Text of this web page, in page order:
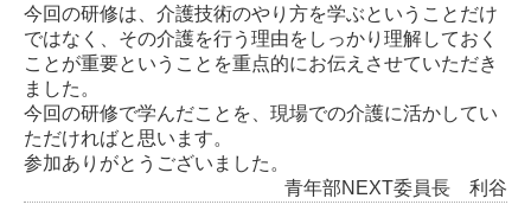
今回の研修は、介護技術のやり方を学ぶということだけ
ではなく、その介護を行う理由をしっかり理解しておく
ことが重要ということを重点的にお伝えさせていただき
ました。
今回の研修で学んだことを、現場での介護に活かしてい
ただければと思います。
参加ありがとうございました。
青年部NEXT委員長 利谷